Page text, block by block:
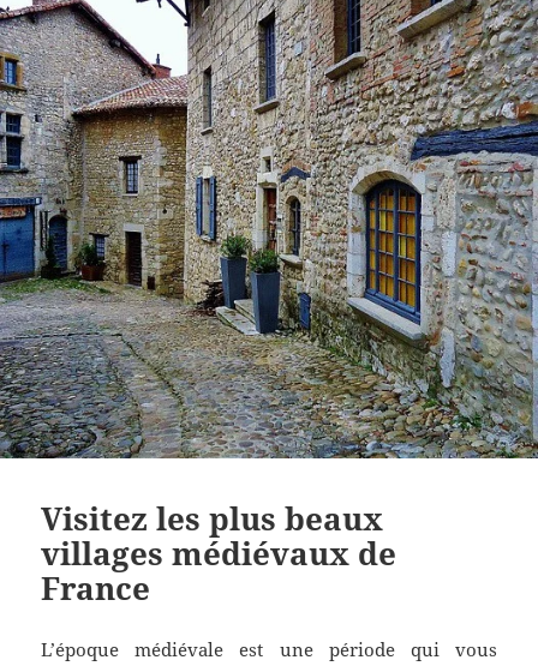
Visitez les plus beaux
villages médiévaux de
France
L’époque médiévale est une période qui vous